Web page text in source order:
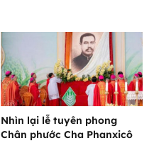
Nhìn lại lễ tuyên phong
Chân phước Cha Phanxicô